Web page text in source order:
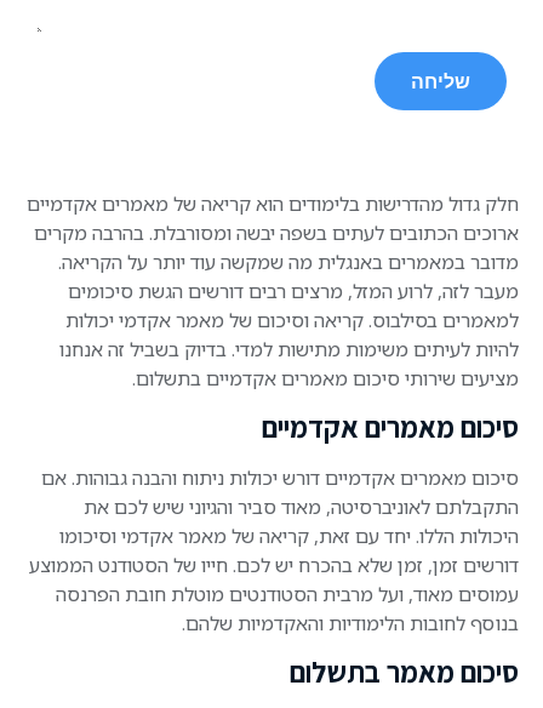
חלק גדול מהדרישות בלימודים הוא קריאה של מאמרים אקדמיים
ארוכים הכתובים לעתים בשפה יבשה ומסורבלת. בהרבה מקרים
מדובר במאמרים באנגלית מה שמקשה עוד יותר על הקריאה.
מעבר לזה, לרוע המזל, מרצים רבים דורשים הגשת סיכומים
למאמרים בסילבוס. קריאה וסיכום של מאמר אקדמי יכולות
להיות לעיתים משימות מתישות למדי. בדיוק בשביל זה אנחנו
מציעים שירותי סיכום מאמרים אקדמיים בתשלום.
סיכום מאמרים אקדמיים
סיכום מאמרים אקדמיים דורש יכולות ניתוח והבנה גבוהות. אם
התקבלתם לאוניברסיטה, מאוד סביר והגיוני שיש לכם את
היכולות הללו. יחד עם זאת, קריאה של מאמר אקדמי וסיכומו
דורשים זמן, זמן שלא בהכרח יש לכם. חייו של הסטודנט הממוצע
עמוסים מאוד, ועל מרבית הסטודנטים מוטלת חובת הפרנסה
בנוסף לחובות הלימודיות והאקדמיות שלהם.
סיכום מאמר בתשלום